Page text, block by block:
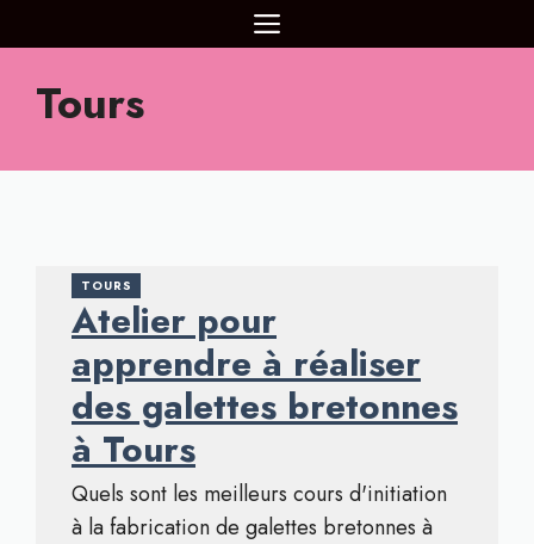
au
contenu
MENU
Tours
TOURS
Atelier pour
apprendre à réaliser
des galettes bretonnes
à Tours
Quels sont les meilleurs cours d'initiation
à la fabrication de galettes bretonnes à